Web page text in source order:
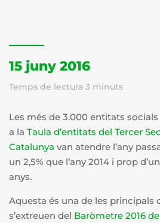
15 juny 2016
Temps de lectura 3 minuts
Les més de 3.000 entitats
a la Taula d’entitats del Tercer
Catalunya van atendre l’any
un 2,5% que l’any 2014 i prop
anys.
Aquesta és una de les principals
s’extreuen del Baròmetre 2016